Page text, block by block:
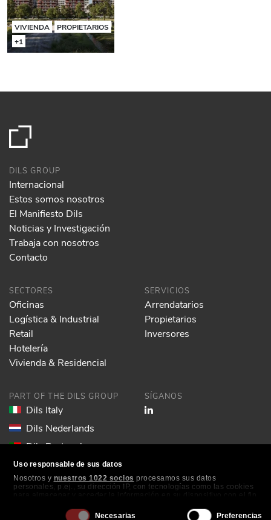
Uso responsable de sus datos
Nosotros y nuestros 1022 socios procesamos sus datos
personales, p.ej., su dirección IP, con tecnologías como las cookies
publicidad y contenido, investigación de audiencia y desarrollo de
Necesarias Preferencias
VIVIENDA
PROPIETARIOS
+1
DILS GROUP
Internacional
Estos somos nosotros
El Manifiesto Dils
Noticias y Investigación
Trabaja con nosotros
Contacto
SECTORES
Oficinas
Logística & Industrial
Retail
Hotelería
Vivienda & Residencial
SERVICIOS
Arrendatarios
Propietarios
Inversores
PART OF THE DILS GROUP
Dils Italy
Dils Nederlands
Dils Portugal
Dils Spain
Dils Lucas Fox
SÍGANOS